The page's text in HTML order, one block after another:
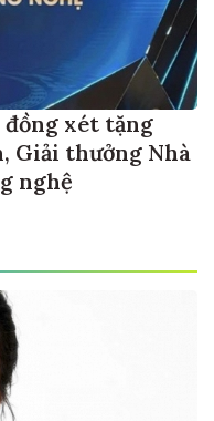
xét tặng
Giải thưởng Nhà
nghệ